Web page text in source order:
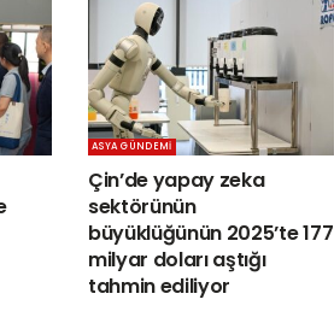
ASYA GÜNDEMI
Çin’de yapay zeka
sektörünün
büyüklüğünün 2025’te 177
milyar doları aştığı
tahmin ediliyor